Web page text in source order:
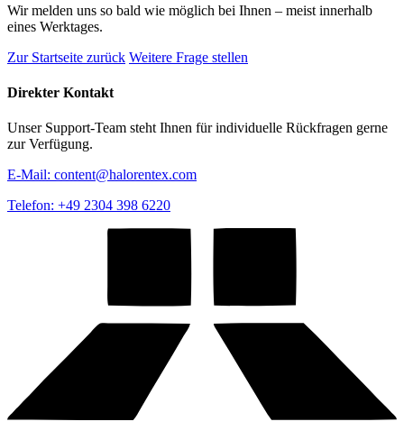
Wir melden uns so bald wie möglich bei Ihnen – meist innerhalb
eines Werktages.
Zur Startseite zurück Weitere Frage stellen
Direkter Kontakt
Unser Support-Team steht Ihnen für individuelle Rückfragen gerne
zur Verfügung.
E-Mail: content@halorentex.com
Telefon: +49 2304 398 6220